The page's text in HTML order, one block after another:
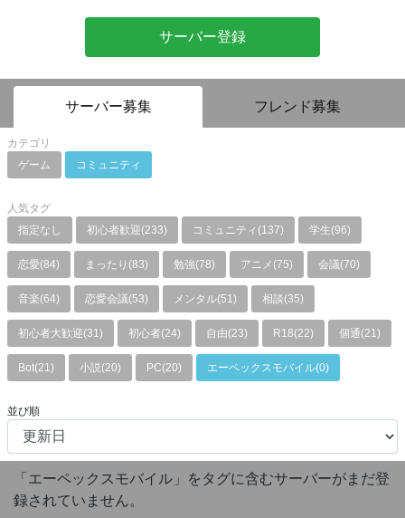
サーバー登録
サーバー募集 フレンド募集
カテゴリ
ゲーム
コミュニティ
人気タグ
指定なし
初心者歓迎(233) コミュニティ(137) 学生(96)
恋愛(84) まったり(83) 勉強(78) アニメ(75) 会議(70)
音楽(64) 恋愛会議(53) メンタル(51) 相談(35)
初心者大歓迎(31) 初心者(24) 自由(23) R18(22) 個通(21)
Bot(21) 小説(20) PC(20) エーペックスモバイル(0)
並び順
「エーペックスモバイル」をタグに含むサーバーがまだ登
録されていません。